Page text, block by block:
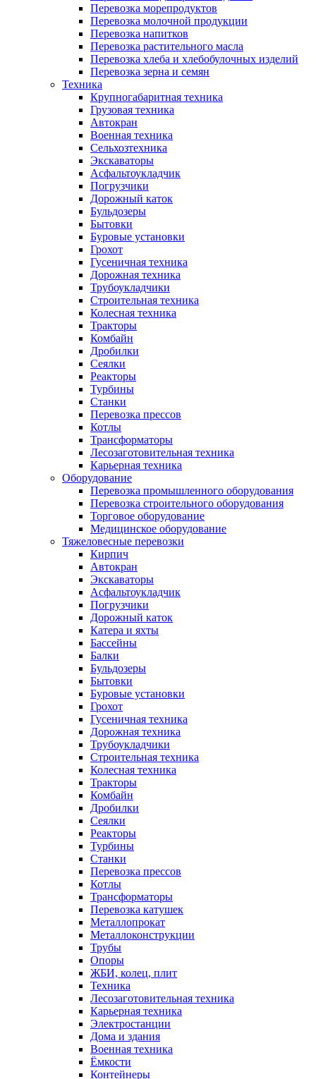
Перевозка морепродуктов
Перевозка молочной продукции
Перевозка напитков
Перевозка растительного масла
Перевозка хлеба и хлебобулочных изделий
Перевозка зерна и семян
Техника
Крупногабаритная техника
Грузовая техника
Автокран
Военная техника
Сельхозтехника
Экскаваторы
Асфальтоукладчик
Погрузчики
Дорожный каток
Бульдозеры
Бытовки
Буровые установки
Грохот
Гусеничная техника
Дорожная техника
Трубоукладчики
Строительная техника
Колесная техника
Тракторы
Комбайн
Дробилки
Сеялки
Реакторы
Турбины
Станки
Перевозка прессов
Котлы
Трансформаторы
Лесозаготовительная техника
Карьерная техника
Оборудование
Перевозка промышленного оборудования
Перевозка строительного оборудования
Торговое оборудование
Медицинское оборудование
Тяжеловесные перевозки
Кирпич
Автокран
Экскаваторы
Асфальтоукладчик
Погрузчики
Дорожный каток
Катера и яхты
Бассейны
Балки
Бульдозеры
Бытовки
Буровые установки
Грохот
Гусеничная техника
Дорожная техника
Трубоукладчики
Строительная техника
Колесная техника
Тракторы
Комбайн
Дробилки
Сеялки
Реакторы
Турбины
Станки
Перевозка прессов
Котлы
Трансформаторы
Перевозка катушек
Металлопрокат
Металлоконструкции
Трубы
Опоры
ЖБИ, колец, плит
Техника
Лесозаготовительная техника
Карьерная техника
Электростанции
Дома и здания
Военная техника
Ёмкости
Контейнеры